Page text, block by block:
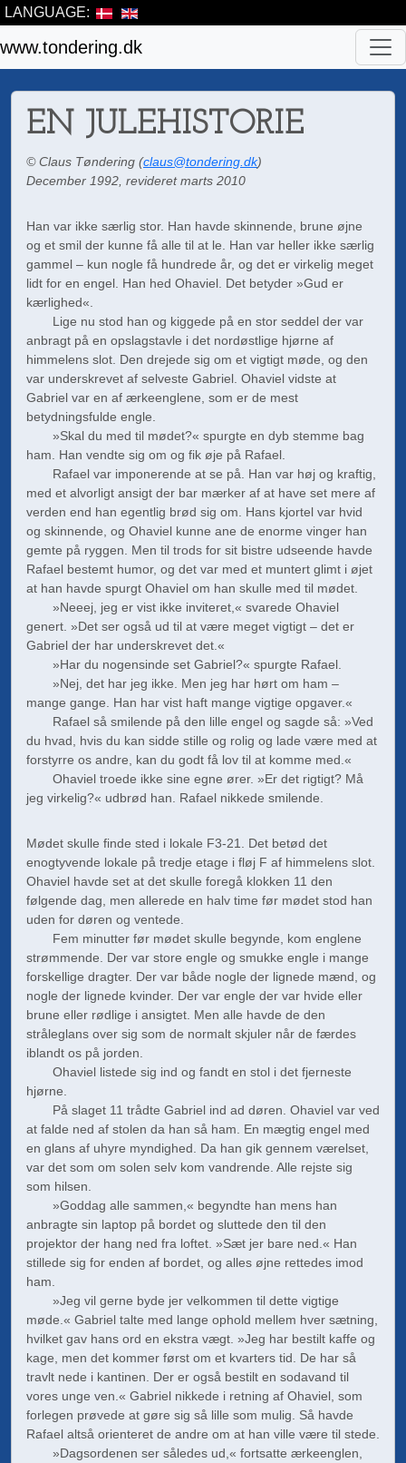
LANGUAGE:
www.tondering.dk
EN JULEHISTORIE
© Claus Tøndering (claus@tondering.dk)
December 1992, revideret marts 2010
Han var ikke særlig stor. Han havde skinnende, brune øjne
og et smil der kunne få alle til at le. Han var heller ikke særlig
gammel – kun nogle få hundrede år, og det er virkelig meget
lidt for en engel. Han hed Ohaviel. Det betyder »Gud er
kærlighed«.
Lige nu stod han og kiggede på en stor seddel der var
anbragt på en opslagstavle i det nordøstlige hjørne af
himmelens slot. Den drejede sig om et vigtigt møde, og den
var underskrevet af selveste Gabriel. Ohaviel vidste at
Gabriel var en af ærkeenglene, som er de mest
betydningsfulde engle.
»Skal du med til mødet?« spurgte en dyb stemme bag
ham. Han vendte sig om og fik øje på Rafael.
Rafael var imponerende at se på. Han var høj og kraftig,
med et alvorligt ansigt der bar mærker af at have set mere af
verden end han egentlig brød sig om. Hans kjortel var hvid
og skinnende, og Ohaviel kunne ane de enorme vinger han
gemte på ryggen. Men til trods for sit bistre udseende havde
Rafael bestemt humor, og det var med et muntert glimt i øjet
at han havde spurgt Ohaviel om han skulle med til mødet.
»Neeej, jeg er vist ikke inviteret,« svarede Ohaviel
genert. »Det ser også ud til at være meget vigtigt – det er
Gabriel der har underskrevet det.«
»Har du nogensinde set Gabriel?« spurgte Rafael.
»Nej, det har jeg ikke. Men jeg har hørt om ham –
mange gange. Han har vist haft mange vigtige opgaver.«
Rafael så smilende på den lille engel og sagde så: »Ved
du hvad, hvis du kan sidde stille og rolig og lade være med at
forstyrre os andre, kan du godt få lov til at komme med.«
Ohaviel troede ikke sine egne ører. »Er det rigtigt? Må
jeg virkelig?« udbrød han. Rafael nikkede smilende.
Mødet skulle finde sted i lokale F3-21. Det betød det
enogtyvende lokale på tredje etage i fløj F af himmelens slot.
Ohaviel havde set at det skulle foregå klokken 11 den
følgende dag, men allerede en halv time før mødet stod han
uden for døren og ventede.
Fem minutter før mødet skulle begynde, kom englene
strømmen­de. Der var store engle og smukke engle i mange
forskellige dragter. Der var både nogle der lignede mænd, og
nogle der lignede kvinder. Der var engle der var hvide eller
brune eller rødlige i ansigtet. Men alle havde de den
stråleglans over sig som de normalt skjuler når de færdes
iblandt os på jorden.
Ohaviel listede sig ind og fandt en stol i det fjerneste
hjørne.
På slaget 11 trådte Gabriel ind ad døren. Ohaviel var ved
at falde ned af stolen da han så ham. En mægtig engel med
en glans af uhyre myndighed. Da han gik gennem værelset,
var det som om solen selv kom vandrende. Alle rejste sig
som hilsen.
»Goddag alle sammen,« begyndte han mens han
anbragte sin laptop på bordet og sluttede den til den
projektor der hang ned fra loftet. »Sæt jer bare ned.« Han
stillede sig for enden af bordet, og alles øjne rettedes imod
ham.
»Jeg vil gerne byde jer velkommen til dette vigtige
møde.« Gabriel talte med lange ophold mellem hver sætning,
hvilket gav hans ord en ekstra vægt. »Jeg har bestilt kaffe og
kage, men det kommer først om et kvarters tid. De har så
travlt nede i kantinen. Der er også bestilt en sodavand til
vores unge ven.« Gabriel nikkede i retning af Ohaviel, som
forlegen prøvede at gøre sig så lille som mulig. Så havde
Rafael altså orienteret de andre om at han ville være til stede.
»Dagsordenen ser således ud,« fortsatte ærkeenglen,